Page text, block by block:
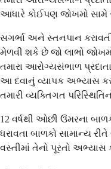
આધારે કોઈપણ જોખમો
સગર્ભા અને સ્તનપાન
મેળવી શકે છે જો લાભો
તમારા આરોગ્યસંભાળ
આ દવાનું વ્યાપક અભ્યાસ
તમારી વ્યક્તિગત
12 વર્ષથી ઓછી ઉંમરના
ધરાવતા બાળકો સામાન્ય
વસ્તીમાં તેનો પૂરતો અભ્યાસ